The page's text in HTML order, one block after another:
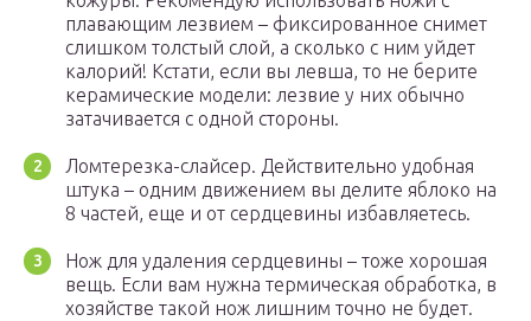
плавающим лезвием – фиксированное снимет
слишком толстый слой, а сколько с ним уйдет
калорий! Кстати, если вы левша, то не берите
керамические модели: лезвие у них обычно
затачивается с одной стороны.
Ломтерезка-слайсер. Действительно удобная
штука – одним движением вы делите яблоко на
8 частей, еще и от сердцевины избавляетесь.
Нож для удаления сердцевины – тоже хорошая
вещь. Если вам нужна термическая обработка, в
хозяйстве такой нож лишним точно не будет.